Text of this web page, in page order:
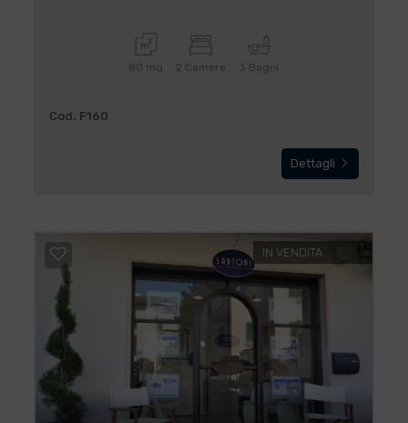
80 mq 2 Camere 3 Bagni
Cod. F160
Dettagli
IN VENDITA